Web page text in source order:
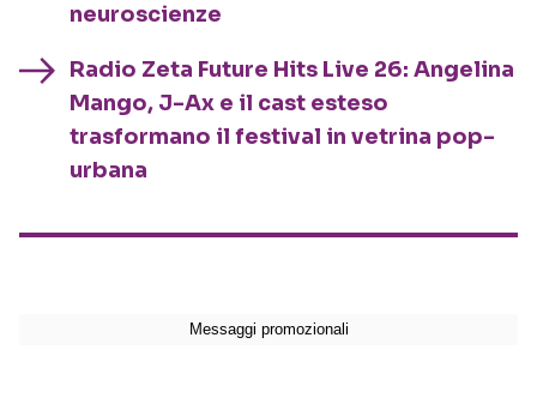
neuroscienze
Radio Zeta Future Hits Live 26: Angelina
Mango, J-Ax e il cast esteso
trasformano il festival in vetrina pop-
urbana